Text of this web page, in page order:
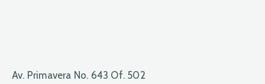
Av. Primavera No. 643 Of. 502